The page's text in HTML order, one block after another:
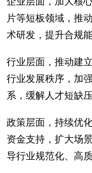
片等短板领域，推
术研发，提升合规
行业层面，推动建
行业发展秩序，加
系，缓解人才短缺
政策层面，持续优
资金支持，扩大场
导行业规范化、高质